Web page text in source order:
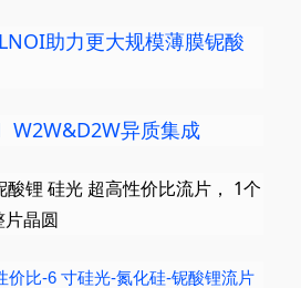
助力更大规模薄膜铌酸
W2W&D2W异质集成
酸锂 硅光 超高性价比流片， 1个
片晶圆
价比-6 寸硅光-氮化硅-铌酸锂流片